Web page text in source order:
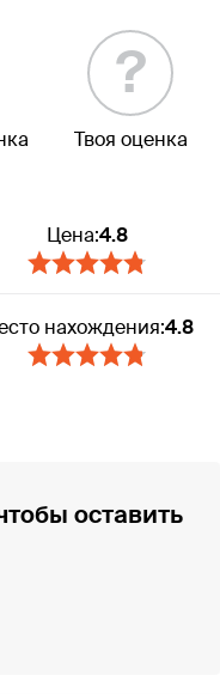
?
Твоя оценка
Цена:4.8
нахождения:4.8
оставить